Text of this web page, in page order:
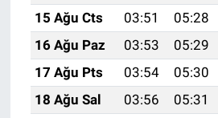
15 Ağu Cts
03:51 05:28
16 Ağu Paz
03:53 05:29
17 Ağu Pts
03:54 05:30
18 Ağu Sal
03:56 05:31